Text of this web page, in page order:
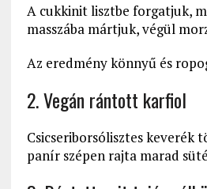
A cukkinit lisztbe forgatjuk,
masszába mártjuk, végül
Az eredmény könnyű és
2. Vegán rántott karfiol
Csicseriborsólisztes keverék
panír szépen rajta marad